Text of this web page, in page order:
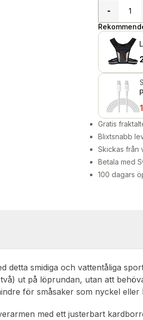
-
Gratis
Blixtsnabb
Skickas från
Betala med
100 dagars
detta smidiga och vattentåliga
ut på löprundan, utan att
för småsaker som nyckel
med ett justerbart